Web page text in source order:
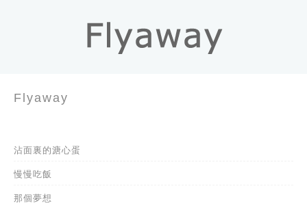
Flyaway
沾面裏的溏心蛋
慢慢吃飯
那個夢想